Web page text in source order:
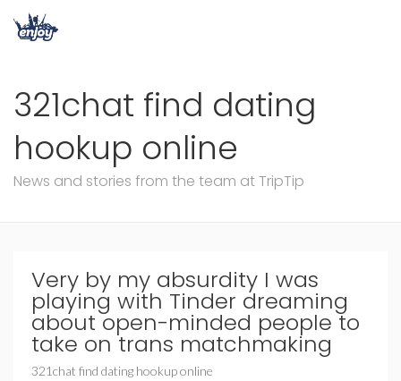
321chat find dating
hookup online
News and stories from the team at TripTip
Very by my absurdity I was
playing with Tinder dreaming
about open-minded people to
take on trans matchmaking
321chat find dating hookup online